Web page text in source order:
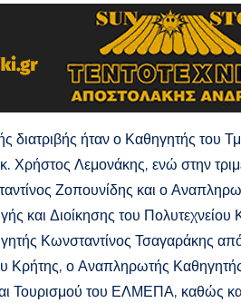
διατριβής ήταν ο Καθηγητής του
Λεμονάκης, ενώ στην
Ζοπουνίδης και ο
και Διοίκησης του Πολυτεχνείου
Κωνσταντίνος Τσαγαράκης
Κρήτης, ο Αναπληρωτής
Τουρισμού του ΕΛΜΕΠΑ, καθώς